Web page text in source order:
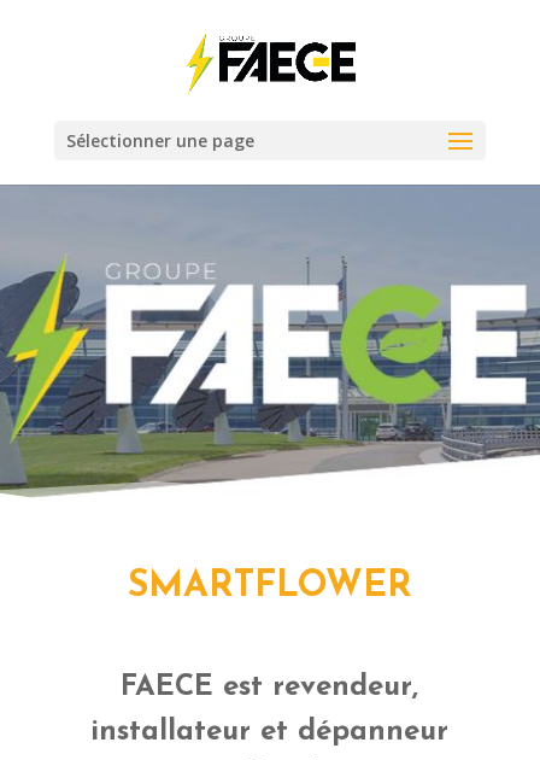
Sélectionner une page
SMARTFLOWER
FAECE est revendeur,
installateur et dépanneur